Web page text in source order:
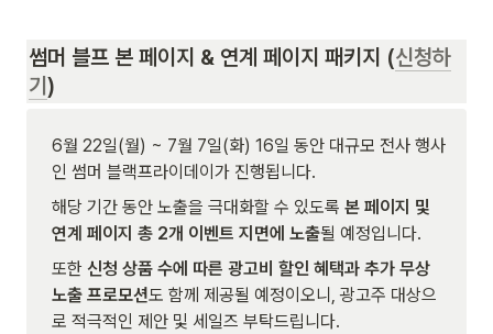
썸머 블프 본 페이지 & 연계 페이지 패키지 (신청하
기 )
6월 22일(월) ~ 7월 7일(화) 16일 동안 대규모 전사 행사
인 썸머 블랙프라이데이가 진행됩니다.
해당 기간 동안 노출을 극대화할 수 있도록 본 페이지 및
연계 페이지 총 2개 이벤트 지면에 노출될 예정입니다.
또한 신청 상품 수에 따른 광고비 할인 혜택과 추가 무상
노출 프로모션도 함께 제공될 예정이오니, 광고주 대상으
로 적극적인 제안 및 세일즈 부탁드립니다.